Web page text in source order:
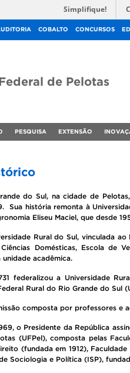
Simplifique!
COBALTO CONCURSOS
de Pelotas
PESQUISA EXTENSÃO
do Sul, na cidade de
Sua história remonta à
Eliseu Maciel, que desde
Rural do Sul, vinculada
Domésticas, Escola de
acadêmica.
federalizou a Universidade
Rural do Rio Grande do Sul
composta por professores e
o Presidente da República
(UFPel), composta pelas
(fundada em 1912),
Sociologia e Política (ISP),